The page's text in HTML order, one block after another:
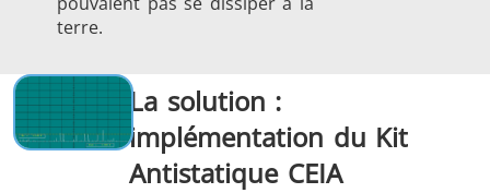
terre.
La solution :
implémentation du Kit
Antistatique CEIA